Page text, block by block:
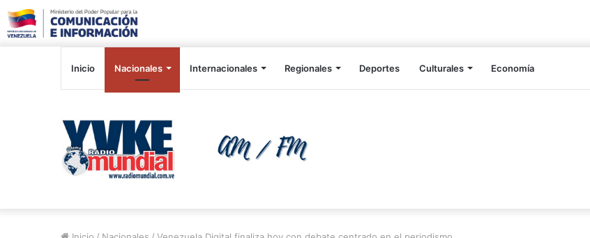
Inicio Nacionales Internacionales Regionales Deportes Culturales Economía